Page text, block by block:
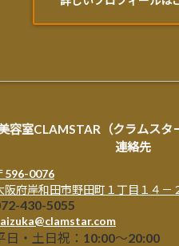
容室CLAMSTAR（クラムスタ
連絡先
596-0076
阪府岸和田市野田町１丁目１４－
430-5055
日・土日祝：10:00～20:00